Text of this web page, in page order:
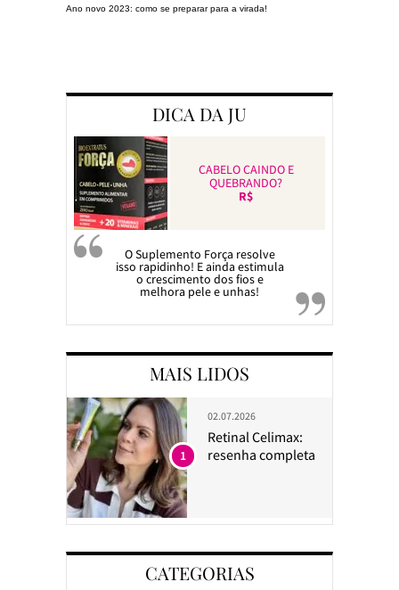
Ano novo 2023: como se preparar para a virada!
DICA DA JU
CABELO CAINDO E
QUEBRANDO?
R$
O Suplemento Força resolve
isso rapidinho! E ainda estimula
o crescimento dos fios e
melhora pele e unhas!
MAIS LIDOS
02.07.2026
Retinal Celimax:
resenha completa
1
CATEGORIAS